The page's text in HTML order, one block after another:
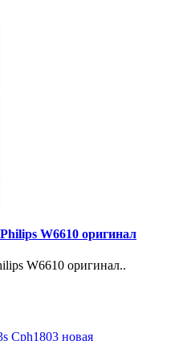
W6610 оригинал
W6610 оригинал..